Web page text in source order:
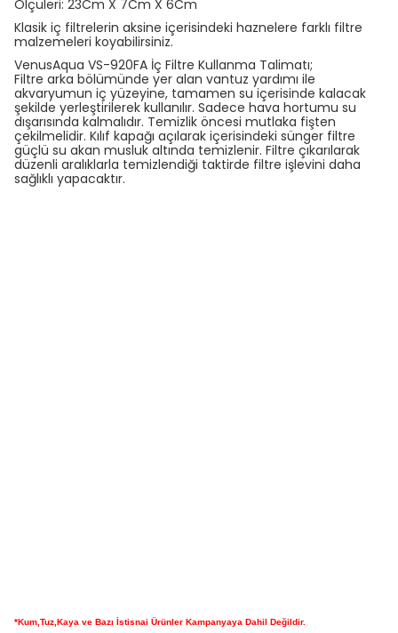
Ölçüleri: 23Cm X 7Cm X 6Cm
Klasik iç filtrelerin aksine içerisindeki haznelere farklı filtre
malzemeleri koyabilirsiniz.
VenusAqua VS-920FA İç Filtre Kullanma Talimatı;
Filtre arka bölümünde yer alan vantuz yardımı ile
akvaryumun iç yüzeyine, tamamen su içerisinde kalacak
şekilde yerleştirilerek kullanılır. Sadece hava hortumu su
dışarısında kalmalıdır. Temizlik öncesi mutlaka fişten
çekilmelidir. Kılıf kapağı açılarak içerisindeki sünger filtre
güçlü su akan musluk altında temizlenir. Filtre çıkarılarak
düzenli aralıklarla temizlendiği taktirde filtre işlevini daha
sağlıklı yapacaktır.
*Kum,Tuz,Kaya ve Bazı İstisnai Ürünler Kampanyaya Dahil Değildir.